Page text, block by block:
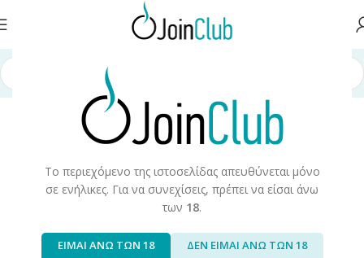
Το περιεχόμενο της ιστοσελίδας απευθύνεται μόνο
σε ενήλικες. Για να συνεχίσεις, πρέπει να είσαι άνω
των 18.
ΕΙΜΑΙ ΑΝΩ ΤΩΝ 18 ΔΕΝ ΕΙΜΑΙ ΑΝΩ ΤΩΝ 18
Υγρά Αναπλήρωσης